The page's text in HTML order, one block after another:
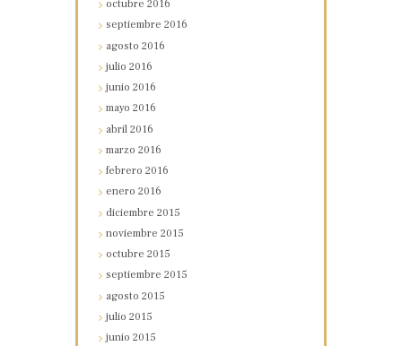
octubre2016
septiembre2016
agosto2016
julio2016
junio2016
mayo2016
abril2016
marzo2016
febrero2016
enero2016
diciembre2015
noviembre2015
octubre2015
septiembre2015
agosto2015
julio2015
junio2015